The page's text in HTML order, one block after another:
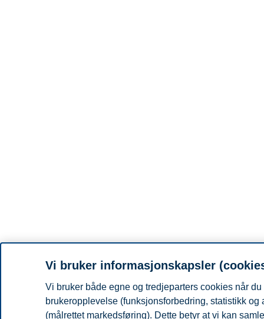
Vi bruker informasjonskapsler
Vi bruker både egne og tredjeparters cookies når
brukeropplevelse (funksjonsforbedring, statistikk
(målrettet markedsføring). Dette betyr at vi kan